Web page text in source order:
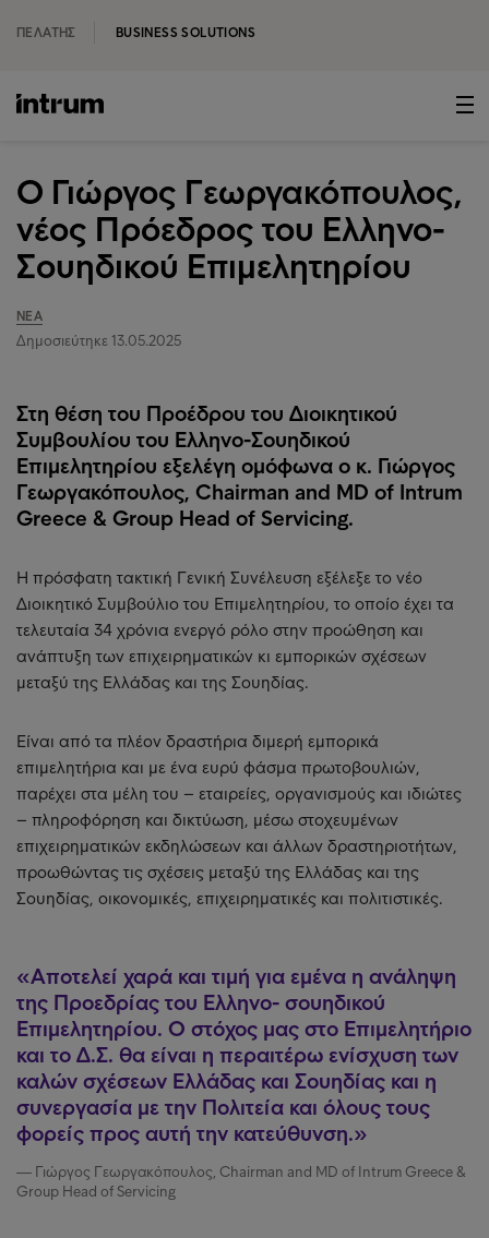
ΠΕΛΆΤΗΣ BUSINESS SOLUTIONS
Ο Γιώργος Γεωργακόπουλος,
νέος Πρόεδρος του Ελληνο-
Σουηδικού Επιμελητηρίου
ΝΈΑ
Δημοσιεύτηκε 13.05.2025
Στη θέση του Προέδρου του Διοικητικού
Συμβουλίου του Ελληνο-Σουηδικού
Επιμελητηρίου εξελέγη ομόφωνα ο κ. Γιώργος
Γεωργακόπουλος, Chairman and MD of Intrum
Greece & Group Head of Servicing.
Η πρόσφατη τακτική Γενική Συνέλευση εξέλεξε το νέο
Διοικητικό Συμβούλιο του Επιμελητηρίου, το οποίο έχει τα
τελευταία 34 χρόνια ενεργό ρόλο στην προώθηση και
ανάπτυξη των επιχειρηματικών κι εμπορικών σχέσεων
μεταξύ της Ελλάδας και της Σουηδίας.
Είναι από τα πλέον δραστήρια διμερή εμπορικά
επιμελητήρια και με ένα ευρύ φάσμα πρωτοβουλιών,
παρέχει στα μέλη του – εταιρείες, οργανισμούς και ιδιώτες
– πληροφόρηση και δικτύωση, μέσω στοχευμένων
επιχειρηματικών εκδηλώσεων και άλλων δραστηριοτήτων,
προωθώντας τις σχέσεις μεταξύ της Ελλάδας και της
Σουηδίας, οικονομικές, επιχειρηματικές και πολιτιστικές.
Αποτελεί χαρά και τιμή για εμένα η ανάληψη
της Προεδρίας του Ελληνο- σουηδικού
Επιμελητηρίου. Ο στόχος μας στο Επιμελητήριο
και το Δ.Σ. θα είναι η περαιτέρω ενίσχυση των
καλών σχέσεων Ελλάδας και Σουηδίας και η
συνεργασία με την Πολιτεία και όλους τους
φορείς προς αυτή την κατεύθυνση.
Γιώργος Γεωργακόπουλος, Chairman and MD of Intrum Greece &
Group Head of Servicing